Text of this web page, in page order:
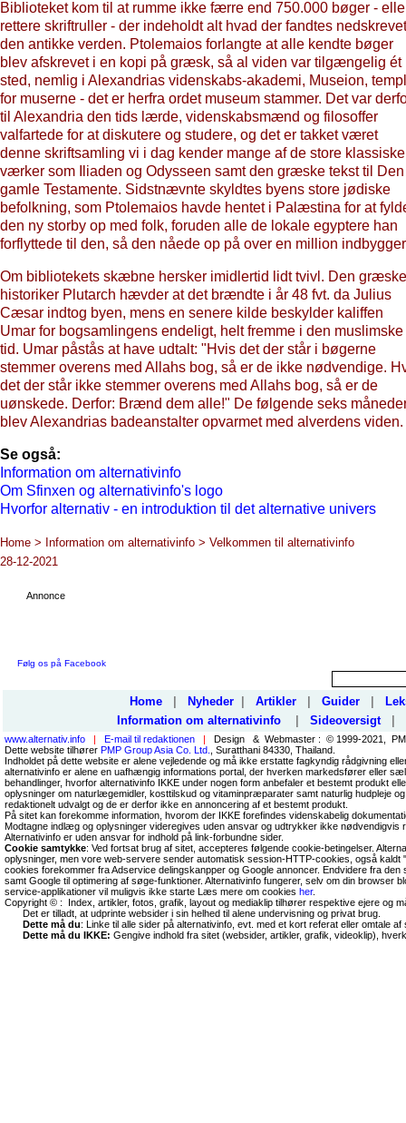
Biblioteket kom til at rumme ikke færre end 750.000 bøger -
rettere skriftruller - der indeholdt alt hvad der fandtes
den antikke verden. Ptolemaios forlangte at alle kendte bøger
blev afskrevet i en kopi på græsk, så al viden var tilgængelig ét
sted, nemlig i Alexandrias videnskabs-akademi, Museion,
for muserne - det er herfra ordet museum stammer. Det var
til Alexandria den tids lærde, videnskabsmænd og filosoffer
valfartede for at diskutere og studere, og det er takket været
denne skriftsamling vi i dag kender mange af de store klassiske
værker som Iliaden og Odysseen samt den græske tekst til Den
gamle Testamente. Sidstnævnte skyldtes byens store jødiske
befolkning, som Ptolemaios havde hentet i Palæstina for at
den ny storby op med folk, foruden alle de lokale egyptere han
forflyttede til den, så den nåede op på over en million
Om bibliotekets skæbne hersker imidlertid lidt tvivl. Den græske
historiker Plutarch hævder at det brændte i år 48 fvt. da Julius
Cæsar indtog byen, mens en senere kilde beskylder kaliffen
Umar for bogsamlingens endeligt, helt fremme i den muslimske
tid. Umar påstås at have udtalt: "Hvis det der står i bøgerne
stemmer overens med Allahs bog, så er de ikke nødvendige.
det der står ikke stemmer overens med Allahs bog, så er de
uønskede. Derfor: Brænd dem alle!" De følgende seks
blev Alexandrias badeanstalter opvarmet med alverdens viden.
Se også:
Information om alternativinfo
Om Sfinxen og alternativinfo's logo
Hvorfor alternativ - en introduktion til det alternative univers
Home > Information om alternativinfo > Velkommen til alternativinfo
28-12-2021
Annonce
Følg os på Facebook
Home Nyheder Artikler Guider
Information om alternativinfo
Sideoversigt
www.alternativ.info | E-mail til redaktionen | Design & Webmaster : © 1999-2021,
Dette website tilhører PMP Group Asia Co. Ltd.
, Suratthani 84330, Thailand.
Indholdet på dette website er alene vejledende og må ikke erstatte fagkyndig rådgivning
alternativinfo er alene en uafhængig informations portal, der hverken markedsfører eller
behandlinger, hvorfor alternativinfo IKKE under nogen form anbefaler et bestemt produkt
oplysninger om naturlægemidler, kosttilskud og vitaminpræparater samt naturlig hudpleje
redaktionelt udvalgt og de er derfor ikke en annoncering af et bestemt produkt.
På sitet kan forekomme information, hvorom der IKKE forefindes videnskabelig
Modtagne indlæg og oplysninger videregives uden ansvar og udtrykker ikke nødvendigvis
Alternativinfo er uden ansvar for indhold på link-forbundne sider.
Cookie samtykke: Ved fortsat brug af sitet, accepteres følgende cookie-betingelser.
oplysninger, men vore web-servere sender automatisk session-HTTP-cookies, også kaldt
cookies forekommer fra Adservice delingskanpper og Google annoncer. Endvidere fra den
samt Google til optimering af søge-funktioner. Alternativinfo fungerer, selv om din browser
service-applikationer vil muligvis ikke starte Læs mere om cookies her.
Copyright © : Index, artikler, fotos, grafik, layout og mediaklip tilhører respektive ejere og
Det er tilladt, at udprinte websider i sin helhed til alene undervisning og privat brug.
Dette må du: Linke til alle sider på alternativinfo, evt. med et kort referat eller omtale af
Dette må du IKKE: Gengive indhold fra sitet (websider, artikler, grafik, videoklip),